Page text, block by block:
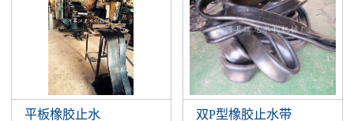
平板橡胶止水 双P型橡胶止水带